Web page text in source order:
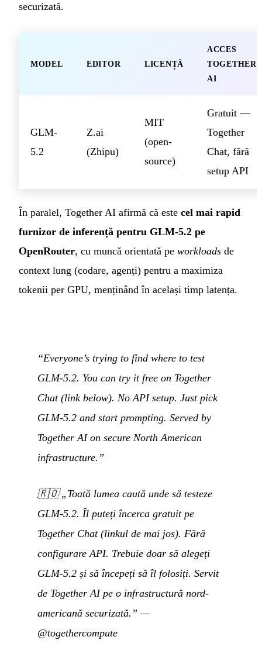
securizată.
MODEL EDITOR LICENȚĂ
ACCES
TOGETHER
AI
GLM-
5.2
Z.ai
(Zhipu)
MIT
(open-
source)
Gratuit —
Together
Chat, fără
setup API
În paralel, Together AI afirmă că este cel mai rapid
furnizor de inferență pentru GLM-5.2 pe
OpenRouter, cu muncă orientată pe workloads de
context lung (codare, agenți) pentru a maximiza
tokenii per GPU, menținând în același timp latența.
“Everyone’s trying to find where to test
GLM-5.2. You can try it free on Together
Chat (link below). No API setup. Just pick
GLM-5.2 and start prompting. Served by
Together AI on secure North American
infrastructure.”
🇷🇴„Toată lumea caută unde să testeze
GLM-5.2. Îl puteți încerca gratuit pe
Together Chat (linkul de mai jos). Fără
configurare API. Trebuie doar să alegeți
GLM-5.2 și să începeți să îl folosiți. Servit
de Together AI pe o infrastructură nord-
americană securizată.” —
@togethercompute